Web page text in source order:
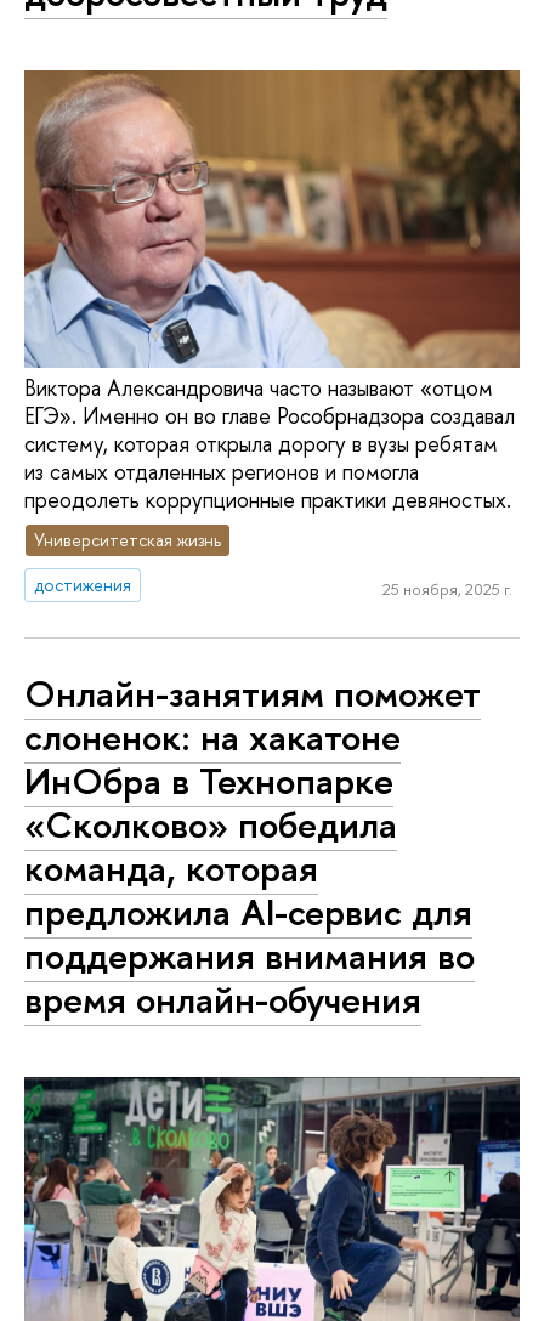
Виктора Александровича часто называют «отцом
ЕГЭ». Именно он во главе Рособрнадзора создавал
систему, которая открыла дорогу в вузы ребятам
из самых отдаленных регионов и помогла
преодолеть коррупционные практики девяностых.
Университетская жизнь
достижения
25 ноября, 2025 г.
Онлайн-занятиям поможет
слоненок: на хакатоне
ИнОбра в Технопарке
«Сколково» победила
команда, которая
предложила AI-сервис для
поддержания внимания во
время онлайн-обучения